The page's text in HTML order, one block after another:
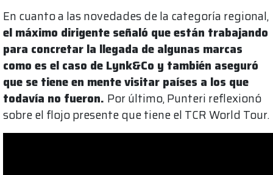
En cuanto a las novedades de la categoría regional,
el máximo dirigente señaló que están trabajando
para concretar la llegada de algunas marcas
como es el caso de Lynk&Co y también aseguró
que se tiene en mente visitar países a los que
todavía no fueron. Por último, Punteri reflexionó
sobre el flojo presente que tiene el TCR World Tour.